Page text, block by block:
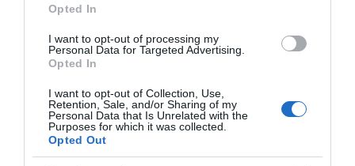
Opted In
I want to opt-out of processing my
Personal Data for Targeted Advertising.
Opted In
I want to opt-out of Collection, Use,
Retention, Sale, and/or Sharing of my
Personal Data that Is Unrelated with the
Purposes for which it was collected.
Opted Out
Παρακαλώ Περιμένετε...